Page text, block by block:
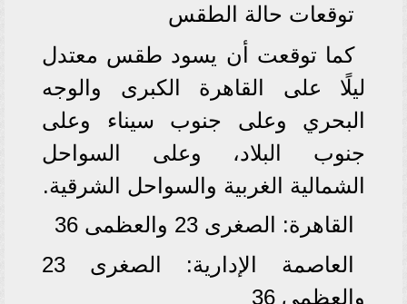
توقعات حالة الطقس
كما توقعت أن يسود طقس معتدل
ليلًا على القاهرة الكبرى والوجه
البحري وعلى جنوب سيناء وعلى
جنوب البلاد، وعلى السواحل
الشمالية الغربية والسواحل الشرقية.
القاهرة: الصغرى 23 والعظمى 36
العاصمة الإدارية: الصغرى 23
والعظمى 36